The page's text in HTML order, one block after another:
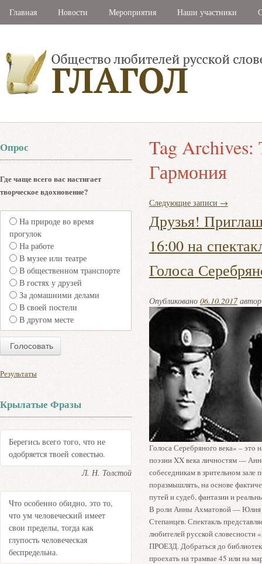
Главная Новости Мероприятия Наши участники
Tag Archives:
Гармония
Следующие записи →
Друзья!
16:00 на
Голоса
Опубликовано 06.10.2017
Голоса Серебряного века» – это
поэзии XX века личностям —
собеседникам в зрительном
поразмышлять, на основе
путей и судеб, фантазии и
В роли Анны Ахматовой — Юлия
Степанцев. Спектакль
любителей русской словесности
ПРОЕЗД. Добраться до
проехать на трамвае 45 или на
Опрос
Где чаще всего вас настигает
творческое вдохновение?
На природе во время
прогулок
На работе
В музее или театре
В общественном транспорте
В гостях у друзей
За домашними делами
В своей постели
В другом месте
Результаты
Крылатые Фразы
Берегись всего того, что не
одобряется твоей совестью.
Л. Н. Толстой
Что особенно обидно, это то,
что ум человеческий имеет
свои пределы, тогда как
глупость человеческая
беспредельна.